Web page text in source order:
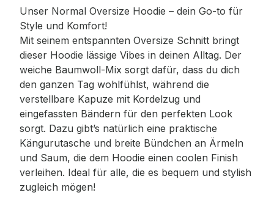
Unser Normal Oversize Hoodie – dein Go-to für
Style und Komfort!
Mit seinem entspannten Oversize Schnitt bringt
dieser Hoodie lässige Vibes in deinen Alltag. Der
weiche Baumwoll-Mix sorgt dafür, dass du dich
den ganzen Tag wohlfühlst, während die
verstellbare Kapuze mit Kordelzug und
eingefassten Bändern für den perfekten Look
sorgt. Dazu gibt’s natürlich eine praktische
Kängurutasche und breite Bündchen an Ärmeln
und Saum, die dem Hoodie einen coolen Finish
verleihen. Ideal für alle, die es bequem und stylish
zugleich mögen!